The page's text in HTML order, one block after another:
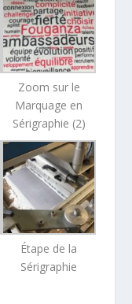
Zoom sur le
Marquage en
Sérigraphie (2)
Étape de la
Sérigraphie